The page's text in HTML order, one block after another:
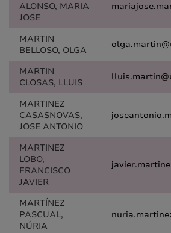
ALONSO, MARIA
JOSE
MARTIN
BELLOSO, OLGA
MARTIN
CLOSAS, LLUIS
MARTINEZ
CASASNOVAS,
JOSE ANTONIO
MARTINEZ
LOBO,
FRANCISCO
JAVIER
MARTÍNEZ
PASCUAL,
NÚRIA